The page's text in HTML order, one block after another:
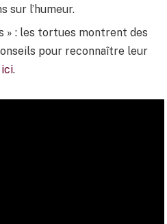
sur l’humeur.
» : les tortues montrent des
pour reconnaître leur
ici.